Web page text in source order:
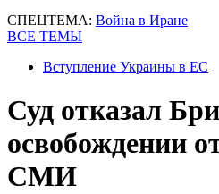
СПЕЦТЕМА: Война в Иране
ВСЕ ТЕМЫ
Вступление Украины в ЕС
Суд отказал
освобождении
СМИ